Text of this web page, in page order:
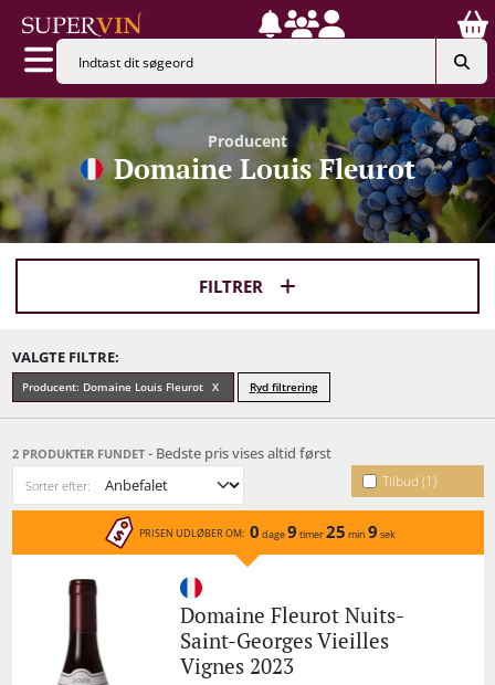
Producent
Domaine Louis Fleurot
FILTRER
VALGTE FILTRE:
Producent: Domaine Louis Fleurot Ryd filtrering
2 PRODUKTER FUNDET - Bedste pris vises altid først
Tilbud (1)
Sorter efter:
PRISEN UDLØBER OM: 0 dage9 timer25 min 9 sek
Domaine Fleurot Nuits-
Saint-Georges Vieilles
Vignes 2023